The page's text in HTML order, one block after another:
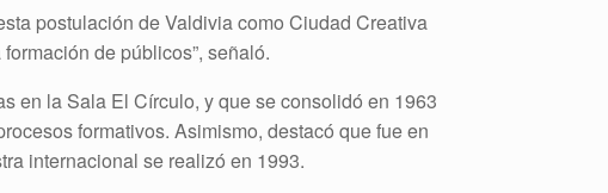
postulación de Valdivia como Ciudad Creativa
de públicos”, señaló.
en la Sala El Círculo, y que se consolidó en 1963
formativos. Asimismo, destacó que fue en
internacional se realizó en 1993.